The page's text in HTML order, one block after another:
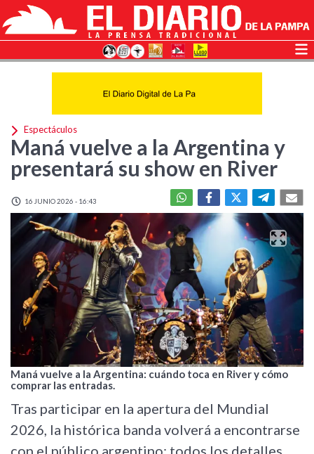
Espectáculos
Maná vuelve a la Argentina y
presentará su show en River
16 JUNIO 2026 - 16:43
Maná vuelve a la Argentina: cuándo toca en River y cómo
comprar las entradas.
Tras participar en la apertura del Mundial
2026, la histórica banda volverá a encontrarse